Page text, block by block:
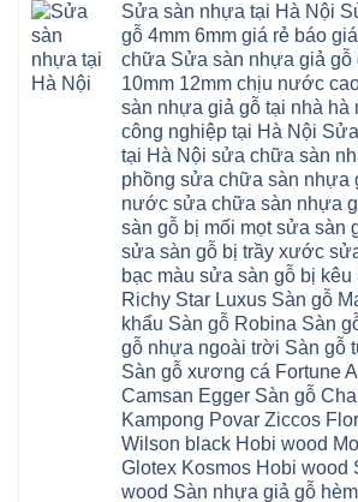
đức
phòng
xuyên
giang
Hoài
Đồng
Đồng
Khánh
Phượng
Thuận
Tràng
Thanh
Thượng
Phúc
Thường
Dương
Hồng
Xuyên
Phượng
Chuyên
Nẵng
Xuyên
Thanh
nhựa
nhựa
composite
Đông
Quảng
Thượng
Xuân
Phương
Nẵng
Hưng
glotex
4mm
nhiêu
charm
wood
hobiwood
kosmos
fukione
4mm
nước
Sửa sàn nhựa tại Hà Nội
gỗ 4mm 6mm giá rẻ báo
chữa Sửa sàn nhựa giả gỗ
10mm 12mm chịu nước
sàn nhựa giả gỗ tại nhà hà
công nghiệp tại Hà Nội
tại Hà Nội sửa chữa sàn
phồng sửa chữa sàn nhựa
nước sửa chữa sàn nhựa
sàn gỗ bị mối mọt sửa sàn
sửa sàn gỗ bị trầy xước
bạc màu sửa sàn gỗ bị kêu
Richy Star Luxus Sàn gỗ
khẩu Sàn gỗ Robina Sàn
gỗ nhựa ngoài trời Sàn gỗ
Sàn gỗ xương cá Fortune
Camsan Egger Sàn gỗ
Kampong Povar Ziccos
Wilson black Hobi wood
Glotex Kosmos Hobi wood
wood Sàn nhựa giả gỗ